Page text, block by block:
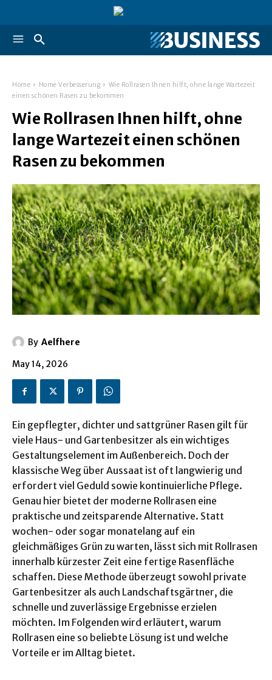
Home Home Verbesserung
Wie Rollrasen Ihnen hilft, ohne lange Wartezeit
einen schönen Rasen zu bekommen
Wie Rollrasen Ihnen hilft, ohne
lange Wartezeit einen schönen
Rasen zu bekommen
By Aelfhere
May 14, 2026
Ein gepflegter, dichter und sattgrüner Rasen gilt für
viele Haus- und Gartenbesitzer als ein wichtiges
Gestaltungselement im Außenbereich. Doch der
klassische Weg über Aussaat ist oft langwierig und
erfordert viel Geduld sowie kontinuierliche Pflege.
Genau hier bietet der moderne Rollrasen eine
praktische und zeitsparende Alternative. Statt
wochen- oder sogar monatelang auf ein
gleichmäßiges Grün zu warten, lässt sich mit Rollrasen
innerhalb kürzester Zeit eine fertige Rasenfläche
schaffen. Diese Methode überzeugt sowohl private
Gartenbesitzer als auch Landschaftsgärtner, die
schnelle und zuverlässige Ergebnisse erzielen
möchten. Im Folgenden wird erläutert, warum
Rollrasen eine so beliebte Lösung ist und welche
Vorteile er im Alltag bietet.